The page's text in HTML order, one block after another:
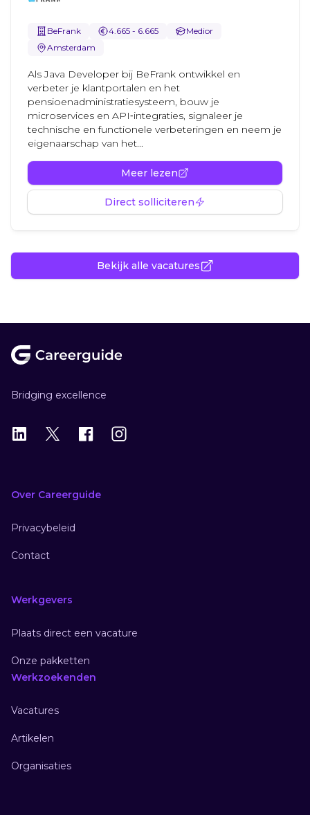
BeFrank 4.665 - 6.665
Medior
Amsterdam
Als Java Developer bij BeFrank ontwikkel en
verbeter je klantportalen en het
pensioenadministratiesysteem, bouw je
microservices en API‑integraties, signaleer je
technische en functionele verbeteringen en neem je
eigenaarschap van het...
Meer lezen
Direct solliciteren
Bekijk alle vacatures
Bridging excellence
LinkedIn
X Instagram
Over Careerguide
Privacybeleid
Contact
Werkgevers
Plaats direct een vacature
Onze pakketten
Werkzoekenden
Vacatures
Artikelen
Organisaties